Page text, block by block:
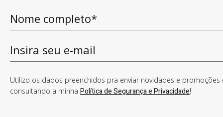
Utilizo os dados preenchidos pra enviar novidades e promoções
consultando a minha Política de Segurança e Privacidade!